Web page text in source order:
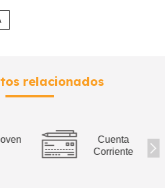
relacionados
Cuenta
Corriente